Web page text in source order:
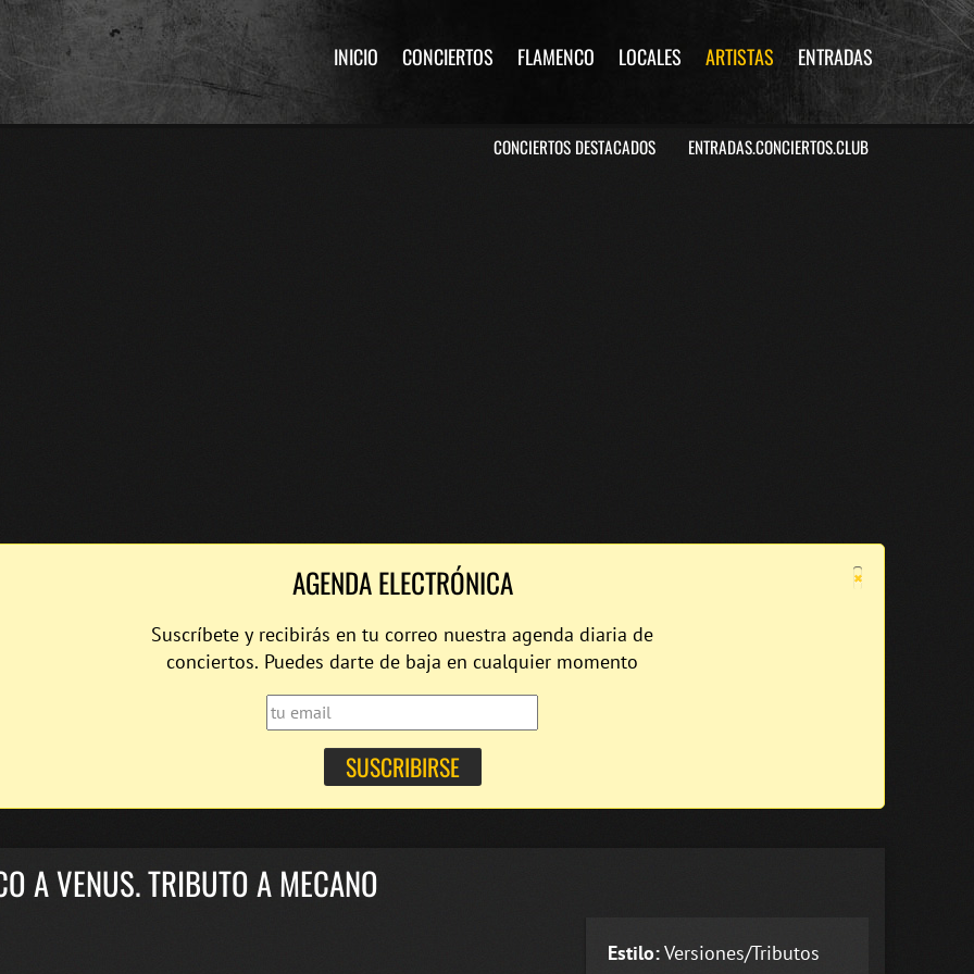
INICIO CONCIERTOS FLAMENCO LOCALES ARTISTAS ENTRADAS
CONCIERTOS DESTACADOS ENTRADAS.CONCIERTOS.CLUB
×
AGENDA ELECTRÓNICA
Suscríbete y recibirás en tu correo nuestra agenda diaria de
conciertos. Puedes darte de baja en cualquier momento
A VENUS. TRIBUTO A MECANO
Estilo:Versiones/Tributos